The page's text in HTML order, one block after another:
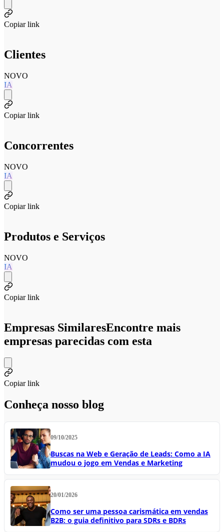
Copiar link
Clientes
NOVO
IA
Copiar link
Concorrentes
NOVO
IA
Copiar link
Produtos e Serviços
NOVO
IA
Copiar link
Empresas SimilaresEncontre mais
empresas parecidas com esta
Copiar link
Conheça nosso blog
09/10/2025
Buscas na Web e Geração de Leads: Como a IA
mudou o jogo em Vendas e Marketing
20/01/2026
Como ser uma pessoa carismática em vendas
B2B: o guia definitivo para SDRs e BDRs